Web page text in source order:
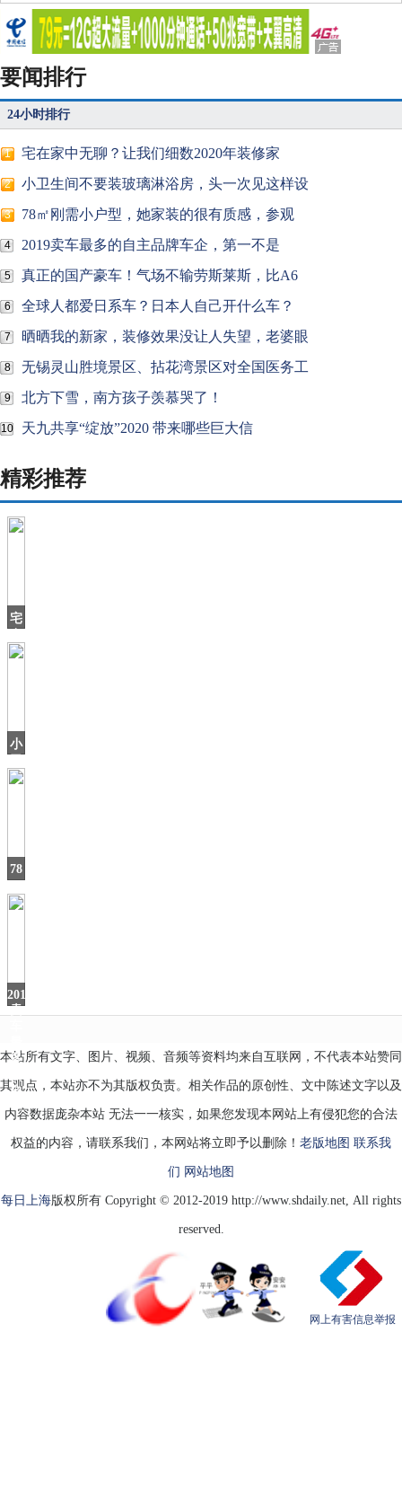
要闻排行
24小时排行
1 宅在家中无聊？让我们细数2020年装修家
2 小卫生间不要装玻璃淋浴房，头一次见这样设
3 78㎡刚需小户型，她家装的很有质感，参观
4 2019卖车最多的自主品牌车企，第一不是
5 真正的国产豪车！气场不输劳斯莱斯，比A6
6 全球人都爱日系车？日本人自己开什么车？
7 晒晒我的新家，装修效果没让人失望，老婆眼
8 无锡灵山胜境景区、拈花湾景区对全国医务工
9 北方下雪，南方孩子羡慕哭了！
10 天九共享“绽放”2020 带来哪些巨大信
精彩推荐
宅
家
我
们
小
生
玻
璃
78
㎡
刚
她
2019
卖
多
自
本站所有文字、图片、视频、音频等资料均来自互联网，不代表本站赞同
其观点，本站亦不为其版权负责。相关作品的原创性、文中陈述文字以及
内容数据庞杂本站 无法一一核实，如果您发现本网站上有侵犯您的合法
权益的内容，请联系我们，本网站将立即予以删除！ 老版地图 联系我
们 网站地图
每日上海版权所有 Copyright © 2012-2019 http://www.shdaily.net, All rights
reserved.
网上有害信息举报